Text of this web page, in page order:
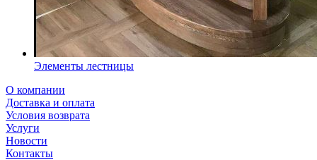
Элементы лестницы
О компании
Доставка и оплата
Условия возврата
Услуги
Новости
Контакты